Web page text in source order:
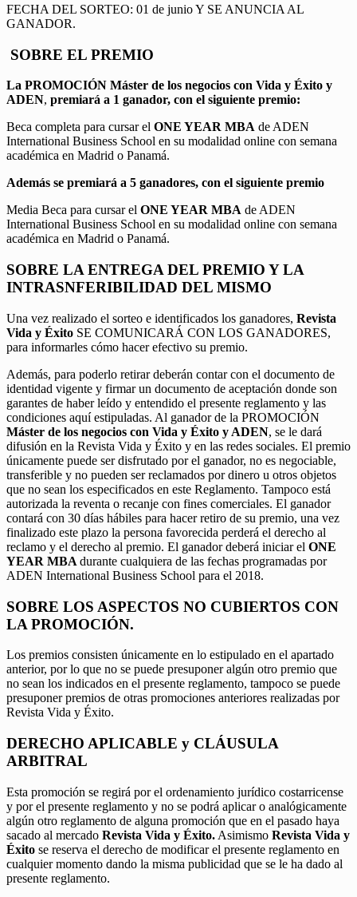
FECHA DEL SORTEO: 01 de junio Y SE ANUNCIA AL
GANADOR.
SOBRE EL PREMIO
La PROMOCIÓN Máster de los negocios con Vida y Éxito y
ADEN, premiará a 1 ganador, con el siguiente premio:
Beca completa para cursar el ONE YEAR MBA de ADEN
International Business School en su modalidad online con semana
académica en Madrid o Panamá.
Además se premiará a 5 ganadores, con el siguiente premio
Media Beca para cursar el ONE YEAR MBA de ADEN
International Business School en su modalidad online con semana
académica en Madrid o Panamá.
SOBRE LA ENTREGA DEL PREMIO Y LA
INTRASNFERIBILIDAD DEL MISMO
Una vez realizado el sorteo e identificados los ganadores, Revista
Vida y Éxito SE COMUNICARÁ CON LOS GANADORES,
para informarles cómo hacer efectivo su premio.
Además, para poderlo retirar deberán contar con el documento de
identidad vigente y firmar un documento de aceptación donde son
garantes de haber leído y entendido el presente reglamento y las
condiciones aquí estipuladas. Al ganador de la PROMOCIÓN
Máster de los negocios con Vida y Éxito y ADEN, se le dará
difusión en la Revista Vida y Éxito y en las redes sociales. El premio
únicamente puede ser disfrutado por el ganador, no es negociable,
transferible y no pueden ser reclamados por dinero u otros objetos
que no sean los especificados en este Reglamento. Tampoco está
autorizada la reventa o recanje con fines comerciales. El ganador
contará con 30 días hábiles para hacer retiro de su premio, una vez
finalizado este plazo la persona favorecida perderá el derecho al
reclamo y el derecho al premio. El ganador deberá iniciar el ONE
YEAR MBA durante cualquiera de las fechas programadas por
ADEN International Business School para el 2018.
SOBRE LOS ASPECTOS NO CUBIERTOS CON
LA PROMOCIÓN.
Los premios consisten únicamente en lo estipulado en el apartado
anterior, por lo que no se puede presuponer algún otro premio que
no sean los indicados en el presente reglamento, tampoco se puede
presuponer premios de otras promociones anteriores realizadas por
Revista Vida y Éxito.
DERECHO APLICABLE y CLÁUSULA
ARBITRAL
Esta promoción se regirá por el ordenamiento jurídico costarricense
y por el presente reglamento y no se podrá aplicar o analógicamente
algún otro reglamento de alguna promoción que en el pasado haya
sacado al mercado Revista Vida y Éxito. Asimismo Revista Vida y
Éxito se reserva el derecho de modificar el presente reglamento en
cualquier momento dando la misma publicidad que se le ha dado al
presente reglamento.